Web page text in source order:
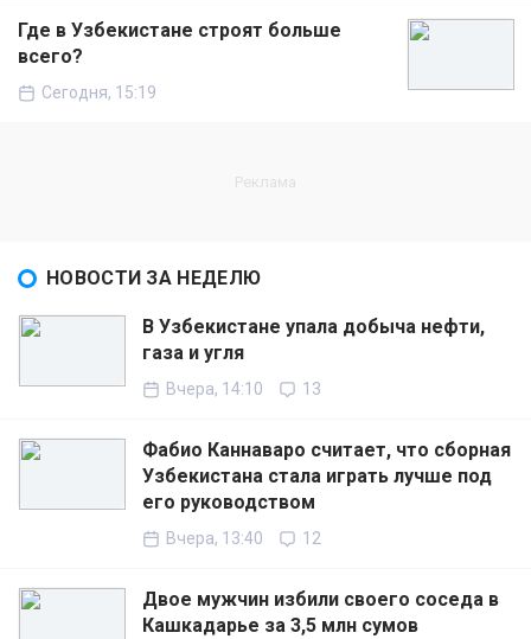
Где в Узбекистане строят больше
всего?
Сегодня, 15:19
НОВОСТИ ЗА НЕДЕЛЮ
В Узбекистане упала добыча нефти,
газа и угля
Вчера, 14:10 13
Фабио Каннаваро считает, что сборная
Узбекистана стала играть лучше под
его руководством
Вчера, 13:40 12
Двое мужчин избили своего соседа в
Кашкадарье за 3,5 млн сумов